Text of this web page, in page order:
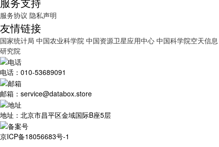
服务协议 隐私声明
友情链接
国家统计局 中国农业科学院 中国资源卫星应用中心 中国科学院空天信息
研究院
电话：010-53689091
邮箱：service@databox.store
地址：北京市昌平区金域国际B座5层
京ICP备18056683号-1